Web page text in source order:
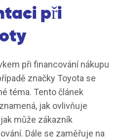
při
při financování nákupu
značky Toyota se
téma. Tento článek
jak ovlivňuje
může zákazník
Dále se zaměřuje na